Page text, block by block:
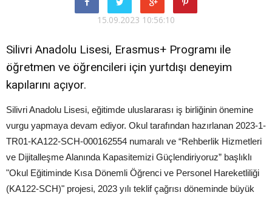
15.09.2023 10:56:10
Silivri Anadolu Lisesi, Erasmus+ Programı ile
öğretmen ve öğrencileri için yurtdışı deneyim
kapılarını açıyor.
Silivri Anadolu Lisesi, eğitimde uluslararası iş birliğinin önemine
vurgu yapmaya devam ediyor. Okul tarafından hazırlanan 2023-1-
TR01-KA122-SCH-000162554 numaralı ve “Rehberlik Hizmetleri
ve Dijitalleşme Alanında Kapasitemizi Güçlendiriyoruz” başlıklı
"Okul Eğitiminde Kısa Dönemli Öğrenci ve Personel Hareketliliği
(KA122-SCH)" projesi, 2023 yılı teklif çağrısı döneminde büyük